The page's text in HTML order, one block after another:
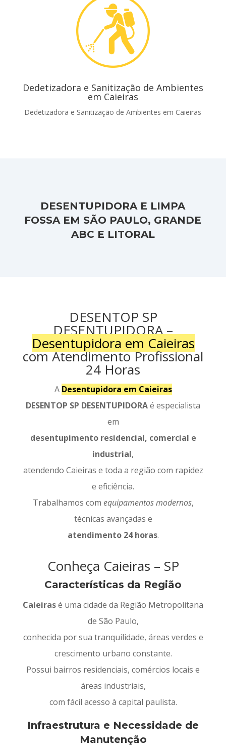
Dedetizadora e Sanitização de Ambientes
em Caieiras
Dedetizadora e Sanitização de Ambientes em Caieiras
DESENTUPIDORA E LIMPA
FOSSA EM SÃO PAULO, GRANDE
ABC E LITORAL
DESENTOP SP
DESENTUPIDORA –
Desentupidora em Caieiras
com Atendimento Profissional
24 Horas
A Desentupidora em Caieiras
DESENTOP SP DESENTUPIDORAé especialista
em
desentupimento residencial, comercial e
industrial,
atendendo Caieiras e toda a região com rapidez
e eficiência.
Trabalhamos com equipamentos modernos,
técnicas avançadas e
atendimento 24 horas.
Conheça Caieiras – SP
Características da Região
Caieirasé uma cidade da Região Metropolitana
de São Paulo,
conhecida por sua tranquilidade, áreas verdes e
crescimento urbano constante.
Possui bairros residenciais, comércios locais e
áreas industriais,
com fácil acesso à capital paulista.
Infraestrutura e Necessidade de
Manutenção